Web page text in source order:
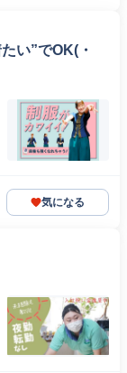
い”でOK(・
気になる